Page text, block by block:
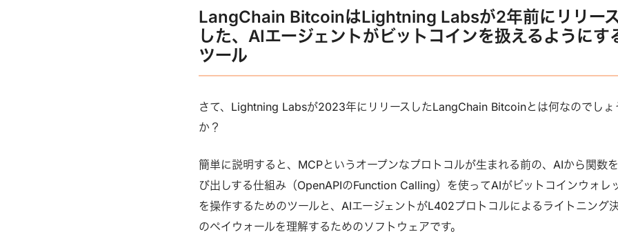
LangChain BitcoinはLightning Labsが2年前にリリー
した、AIエージェントがビットコインを扱えるようにす
ツール
さて、Lightning Labsが2023年にリリースしたLangChain Bitcoinとは何なのでしょ
か？
簡単に説明すると、MCPというオープンなプロトコルが生まれる前の、AIから関数
び出しする仕組み（OpenAPIのFunction Calling）を使ってAIがビットコインウォレ
を操作するためのツールと、AIエージェントがL402プロトコルによるライトニング
のペイウォールを理解するためのソフトウェアです。